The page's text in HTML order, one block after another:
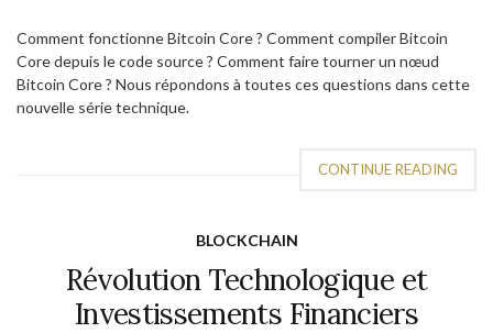
Comment fonctionne Bitcoin Core ? Comment compiler Bitcoin
Core depuis le code source ? Comment faire tourner un nœud
Bitcoin Core ? Nous répondons à toutes ces questions dans cette
nouvelle série technique.
CONTINUE READING
BLOCKCHAIN
Révolution Technologique et
Investissements Financiers